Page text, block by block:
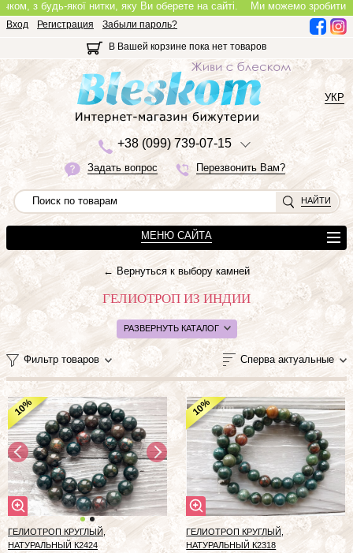
з будь-якої нитки, яку Ви оберете на сайті.Ми можемо зробити
Вход Регистрация
Забыли пароль?
В Вашей корзине пока нет товаров
+38 (099) 739-07-15
Задать вопрос Перезвонить Вам?
УКР
НАЙТИ
МЕНЮ САЙТА
← Вернуться к выбору камней
ГЕЛИОТРОП ИЗ ИНДИИ
РАЗВЕРНУТЬ КАТАЛОГ
Фильтр товаров Сперва актуальные
10%
ГЕЛИОТРОП КРУГЛЫЙ,
НАТУРАЛЬНЫЙ К2424
10%
ГЕЛИОТРОП КРУГЛЫЙ,
НАТУРАЛЬНЫЙ К2318